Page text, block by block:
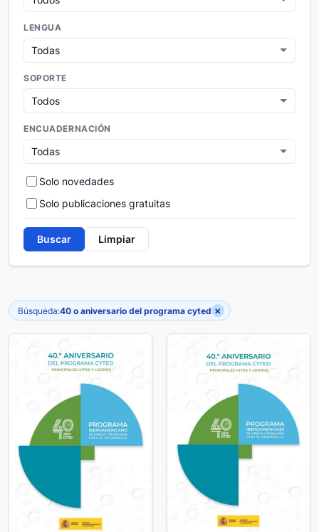
LENGUA
SOPORTE
ENCUADERNACIÓN
Solo novedades
Solo publicaciones gratuitas
Buscar Limpiar
Búsqueda:40 o aniversario del programa cyted ×